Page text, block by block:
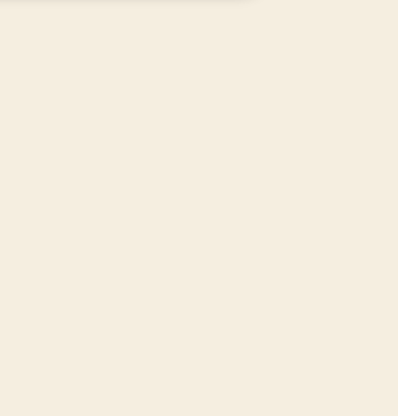
de substances radioactives sont déclarés. Les colis
par le décret du 13 mars 2020, après le 31 mai 2020, les